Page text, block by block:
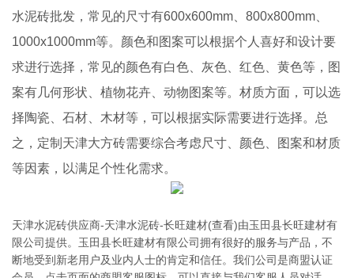
水泥砖批发，常见的尺寸有600x600mm、800x800mm、
1000x1000mm等。颜色和图案可以根据个人喜好和设计要
求进行选择，常见的颜色有白色、灰色、红色、黄色等，图
案有几何形状、植物花卉、动物图案等。材质方面，可以选
择陶瓷、石材、木材等，可以根据实际需要进行选择。总
之，定制天津大方砖需要综合考虑尺寸、颜色、图案和材质
等因素，以满足个性化需求。
天津水泥砖供应商-天津水泥砖-长旺建材(查看)由玉田县长旺建材有
限公司提供。玉田县长旺建材有限公司拥有很好的服务与产品，不
断地受到新老用户及业内人士的肯定和信任。我们公司是商盟认证